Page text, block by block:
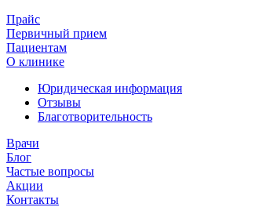
Прайс
Первичный прием
Пациентам
О клинике
Юридическая информация
Отзывы
Благотворительность
Врачи
Блог
Частые вопросы
Акции
Контакты